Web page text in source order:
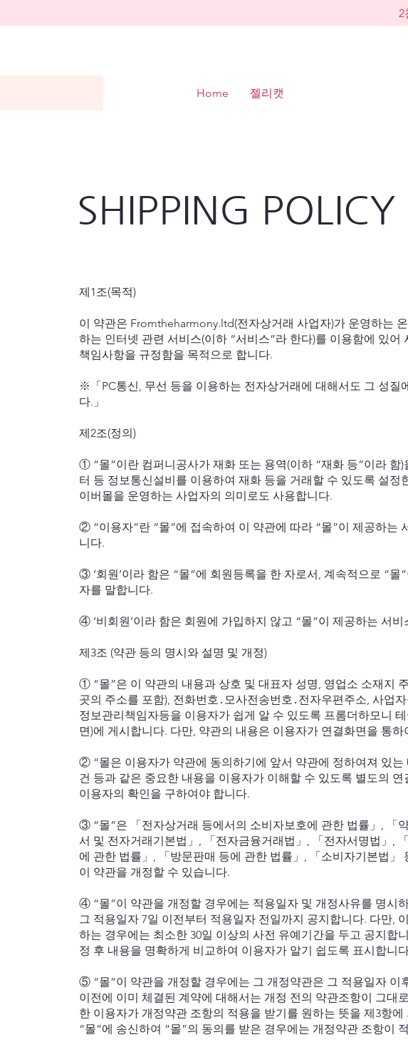
2
Home 젤리캣
SHIPPING POLICY
제1조(목적)
이 약관은 Fromtheharmony.ltd(전자상거래 사업자)가 운영하는
하는 인터넷 관련 서비스(이하 “서비스”라 한다)를 이용함에 있어
책임사항을 규정함을 목적으로 합니다.
※「PC통신, 무선 등을 이용하는 전자상거래에 대해서도 그 성질
다.」
제2조(정의)
① “몰”이란 컴퍼니공사가 재화 또는 용역(이하 “재화 등”이라 함
터 등 정보통신설비를 이용하여 재화 등을 거래할 수 있도록 설정
이버몰을 운영하는 사업자의 의미로도 사용합니다.
② “이용자”란 “몰”에 접속하여 이 약관에 따라 “몰”이 제공하는
니다.
③ ‘회원’이라 함은 “몰”에 회원등록을 한 자로서, 계속적으로 “
자를 말합니다.
④ ‘비회원’이라 함은 회원에 가입하지 않고 “몰”이 제공하는 서
제3조 (약관 등의 명시와 설명 및 개정)
① “몰”은 이 약관의 내용과 상호 및 대표자 성명, 영업소 소재지
곳의 주소를 포함), 전화번호․모사전송번호․전자우편주소, 사업
정보관리책임자등을 이용자가 쉽게 알 수 있도록 프롬더하모니
면)에 게시합니다. 다만, 약관의 내용은 이용자가 연결화면을 통
② “몰은 이용자가 약관에 동의하기에 앞서 약관에 정하여져 있는
건 등과 같은 중요한 내용을 이용자가 이해할 수 있도록 별도의
이용자의 확인을 구하여야 합니다.
③ “몰”은 「전자상거래 등에서의 소비자보호에 관한 법률」, 「
서 및 전자거래기본법」, 「전자금융거래법」, 「전자서명법」,
에 관한 법률」, 「방문판매 등에 관한 법률」, 「소비자기본법」
이 약관을 개정할 수 있습니다.
④ “몰”이 약관을 개정할 경우에는 적용일자 및 개정사유를 명시
그 적용일자 7일 이전부터 적용일자 전일까지 공지합니다. 다만,
하는 경우에는 최소한 30일 이상의 사전 유예기간을 두고 공지합
정 후 내용을 명확하게 비교하여 이용자가 알기 쉽도록 표시합니
⑤ “몰”이 약관을 개정할 경우에는 그 개정약관은 그 적용일자 이
이전에 이미 체결된 계약에 대해서는 개정 전의 약관조항이 그대
한 이용자가 개정약관 조항의 적용을 받기를 원하는 뜻을 제3항
“몰”에 송신하여 “몰”의 동의를 받은 경우에는 개정약관 조항이